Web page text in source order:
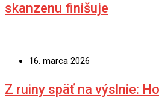
skanzenu finišuje
16. marca 2026
Z ruiny späť na výslnie: